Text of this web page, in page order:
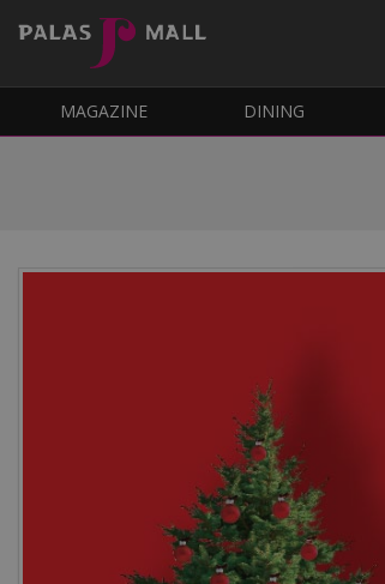
MAGAZINE DINING